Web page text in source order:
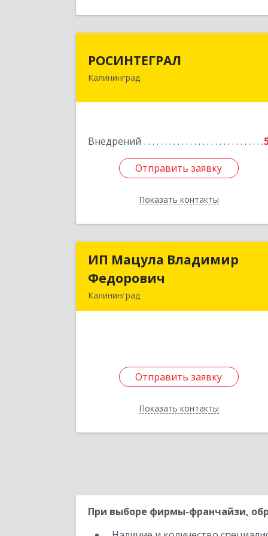
РОСИНТЕГРАЛ
Калининград
Внедрений
Отправить заявку
Показать контакты
236016, Калининградская обл,
Подробнее
Отправить заявку
Назад
ИП Мацула Владимир
Федорович
Калининград
Отправить заявку
Показать контакты
ИП Мацула Владимир
Подробнее
При выборе фирмы-франчайзи,